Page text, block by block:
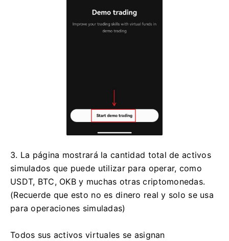
3. La página mostrará la cantidad total de activos
simulados que puede utilizar para operar, como
USDT, BTC, OKB y muchas otras criptomonedas.
(Recuerde que esto no es dinero real y solo se usa
para operaciones simuladas)
Todos sus activos virtuales se asignan